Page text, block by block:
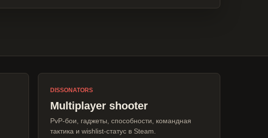
DISSONATORS
Multiplayer shooter
PvP-бои, гаджеты, способности, командная
тактика и wishlist-статус в Steam.